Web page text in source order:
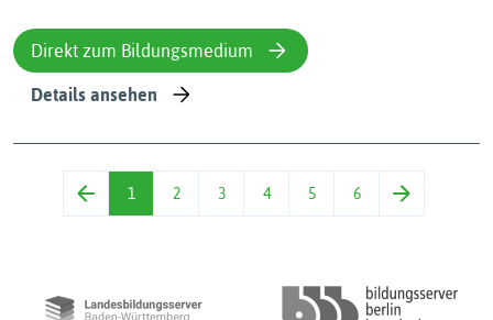
Direkt zum Bildungsmedium
Details ansehen
1 2 3 4 5 6